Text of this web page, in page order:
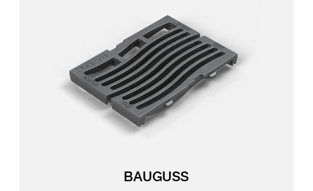
BAUGUSS